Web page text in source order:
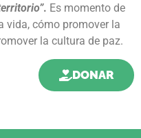
. Es momento de
vida, cómo promover la
la cultura de paz.
DONAR